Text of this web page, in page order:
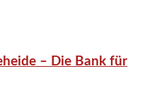
– Die Bank für